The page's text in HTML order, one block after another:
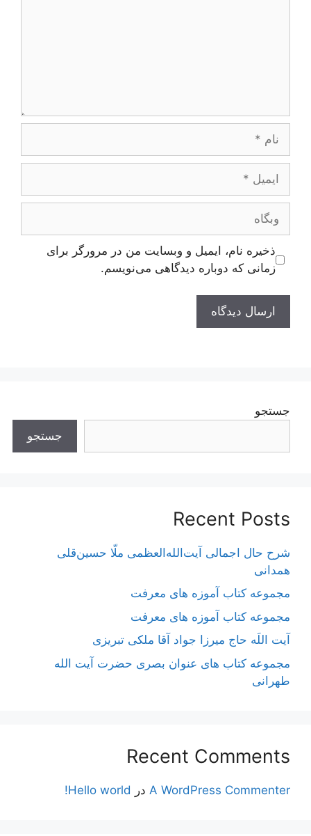
ایمیل
وبگاه
ذخیره نام، ایمیل و وبسایت من در مرورگر برای
زمانی که دوباره دیدگاهی می‌نویسم.
جستجو
جستجو
Recent Posts
شرح حال اجمالی آیت‌الله‌العظمی ملّا حسین‌قلی
همدانی
مجموعه کتاب آموزه های معرفت
مجموعه کتاب آموزه های معرفت
آیت اللَه حاج میرزا جواد آقا ملکی تبریزی
مجموعه کتاب های عنوان بصری حضرت آیت الله
طهرانی
Recent Comments
A WordPress Commenter در Hello world!